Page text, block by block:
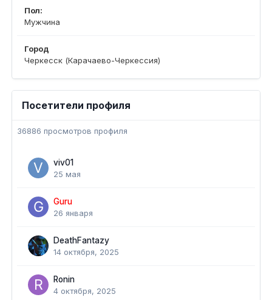
Пол:
Мужчина
Город
Черкесск (Карачаево-Черкессия)
Посетители профиля
36886 просмотров профиля
viv01
25 мая
Guru
26 января
DeathFantazy
14 октября, 2025
Ronin
4 октября, 2025